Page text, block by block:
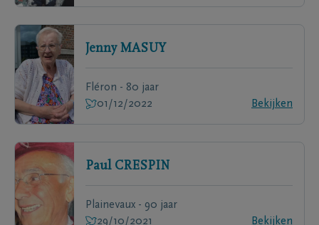
Jenny MASUY
Fléron - 80 jaar
01/12/2022
Bekijken
Paul CRESPIN
Plainevaux - 90 jaar
29/10/2021
Bekijken